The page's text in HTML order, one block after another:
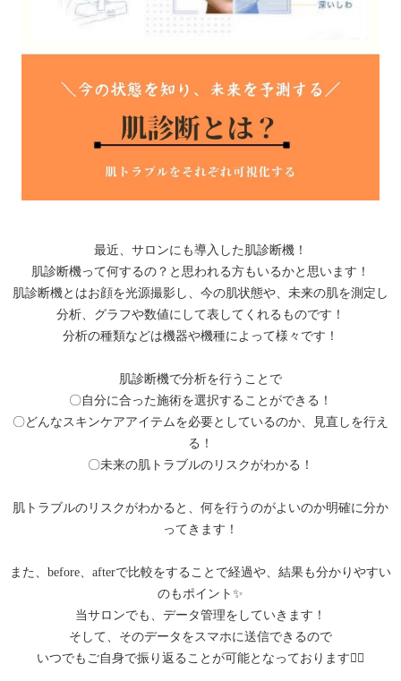
最近、サロンにも導入した肌診断機！
肌診断機って何するの？と思われる方もいるかと思います！
肌診断機とはお顔を光源撮影し、今の肌状態や、未来の肌を測定し
分析、グラフや数値にして表してくれるものです！
分析の種類などは機器や機種によって様々です！
肌診断機で分析を行うことで
〇自分に合った施術を選択することができる！
〇どんなスキンケアアイテムを必要としているのか、見直しを行え
る！
〇未来の肌トラブルのリスクがわかる！
肌トラブルのリスクがわかると、何を行うのがよいのか明確に分か
ってきます！
また、before、afterで比較をすることで経過や、結果も分かりやすい
のもポイント✨
当サロンでも、データ管理をしていきます！
そして、そのデータをスマホに送信できるので
いつでもご自身で振り返ることが可能となっております🙆‍♀️